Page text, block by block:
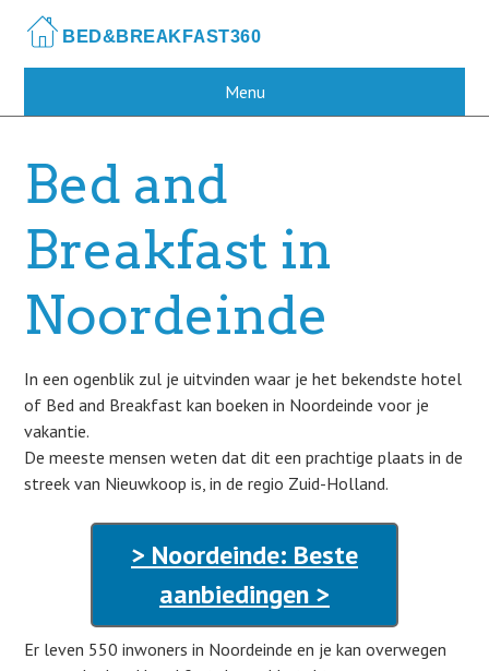
main
Menu
Bed and
Breakfast in
Noordeinde
In een ogenblik zul je uitvinden waar je het bekendste hotel
of Bed and Breakfast kan boeken in Noordeinde voor je
vakantie.
De meeste mensen weten dat dit een prachtige plaats in de
streek van Nieuwkoop is, in de regio Zuid-Holland.
> Noordeinde: Beste
aanbiedingen >
Er leven 550 inwoners in Noordeinde en je kan overwegen